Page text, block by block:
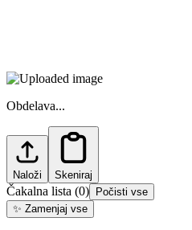
Obdelava...
Naloži Skeniraj
Čakalna lista (0)
Počisti vse
✨ Zamenjaj vse